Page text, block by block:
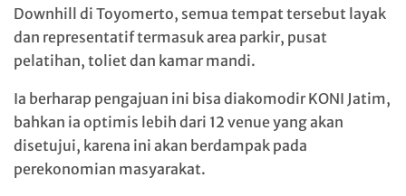
Downhill di Toyomerto, semua tempat tersebut layak
dan representatif termasuk area parkir, pusat
pelatihan, toliet dan kamar mandi.
Ia berharap pengajuan ini bisa diakomodir KONI Jatim,
bahkan ia optimis lebih dari 12 venue yang akan
disetujui, karena ini akan berdampak pada
perekonomian masyarakat.